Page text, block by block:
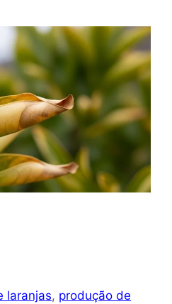
laranjas, produção de